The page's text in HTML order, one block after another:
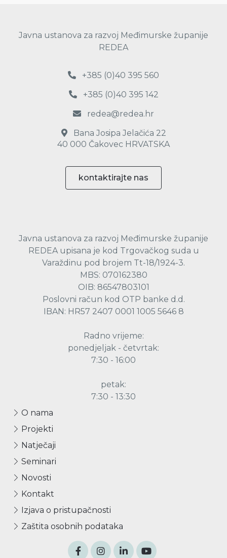
Javna ustanova za razvoj Međimurske županije
REDEA
+385 (0)40 395 560
+385 (0)40 395 142
redea@redea.hr
Bana Josipa Jelačića 22
40 000 Čakovec HRVATSKA
kontaktirajte nas
Javna ustanova za razvoj Međimurske županije
REDEA upisana je kod Trgovačkog suda u
Varaždinu pod brojem Tt-18/1924-3.
MBS: 070162380
OIB: 86547803101
Poslovni račun kod OTP banke d.d.
IBAN: HR57 2407 0001 1005 5646 8
Radno vrijeme:
ponedjeljak - četvrtak:
7:30 - 16:00
petak:
7:30 - 13:30
O nama
Projekti
Natječaji
Seminari
Novosti
Kontakt
Izjava o pristupačnosti
Zaštita osobnih podataka